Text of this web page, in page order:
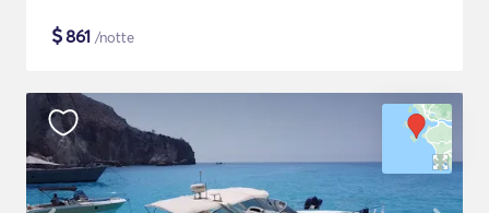
$861 /notte